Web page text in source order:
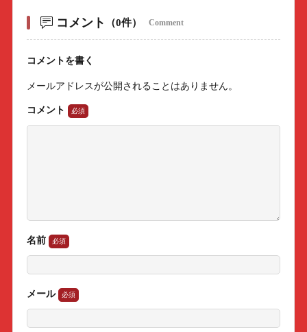
コメント （0件） Comment
コメントを書く
メールアドレスが公開されることはありません。
コメント
名前
メール